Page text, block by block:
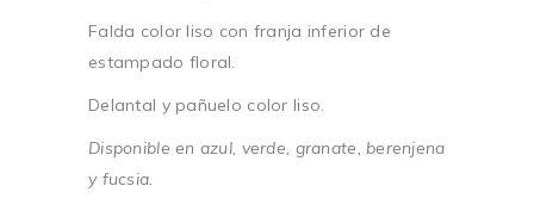
Falda color liso con franja inferior de
estampado floral.
Delantal y pañuelo color liso.
Disponible en azul, verde, granate, berenjena
y fucsia.